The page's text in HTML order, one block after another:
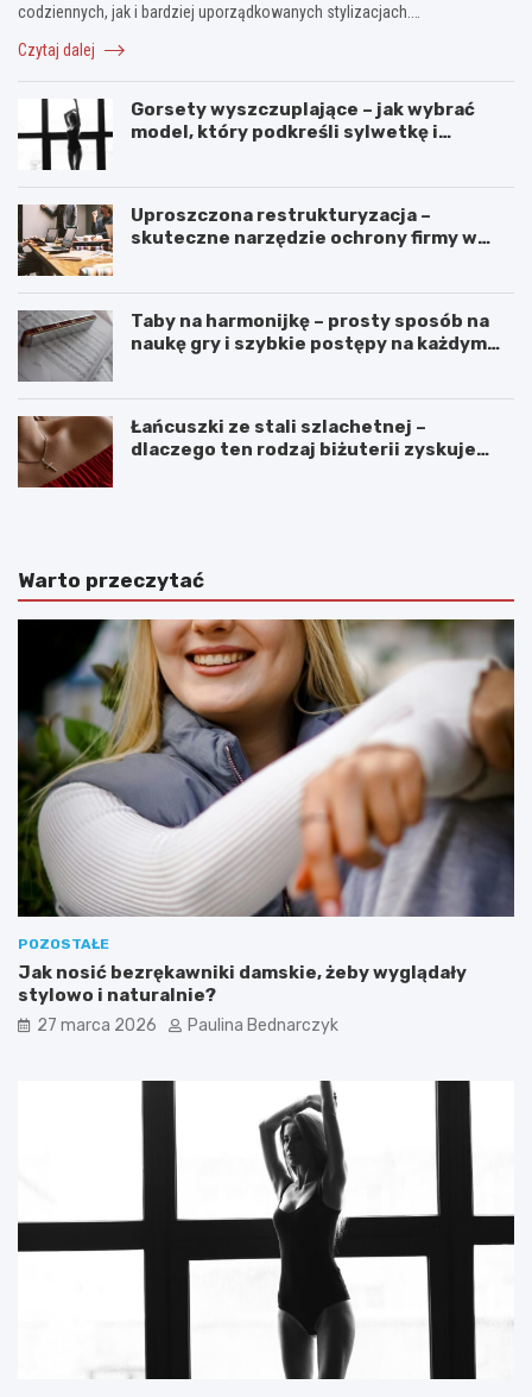
codziennych, jak i bardziej uporządkowanych stylizacjach.…
Czytaj dalej
Gorsety wyszczuplające – jak wybrać
model, który podkreśli sylwetkę i
Uproszczona restrukturyzacja –
skuteczne narzędzie ochrony firmy w
Taby na harmonijkę – prosty sposób na
naukę gry i szybkie postępy na każdym
Łańcuszki ze stali szlachetnej –
dlaczego ten rodzaj biżuterii zyskuje
Warto przeczytać
POZOSTAŁE
Jak nosić bezrękawniki damskie, żeby wyglądały
stylowo i naturalnie?
27 marca 2026 Paulina Bednarczyk